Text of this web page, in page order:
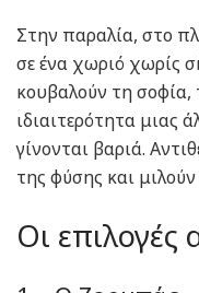
Στην παραλία, στο
σε ένα χωριό χωρίς
κουβαλούν τη σοφία,
ιδιαιτερότητα μιας
γίνονται βαριά.
της φύσης και
Οι